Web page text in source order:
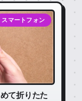
スマートフォン
て折りたた